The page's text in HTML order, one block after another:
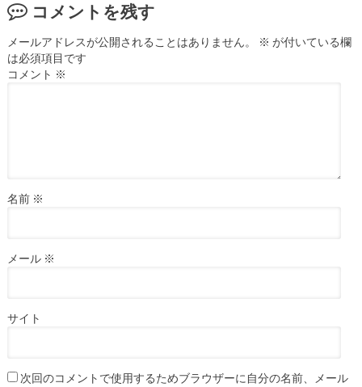
コメントを残す
メールアドレスが公開されることはありません。 ※ が付いている欄
は必須項目です
コメント ※
名前 ※
メール ※
サイト
次回のコメントで使用するためブラウザーに自分の名前、メール